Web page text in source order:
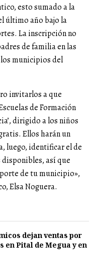
esto sumado a la
último año bajo la
La inscripción no
de familia en las
municipios del
invitarlos a que
de Formación
dirigido a los niños
Ellos harán un
luego, identificar el de
así que
de tu municipio»,
Elsa Noguera.
dejan ventas por
en Pital de Megua y en